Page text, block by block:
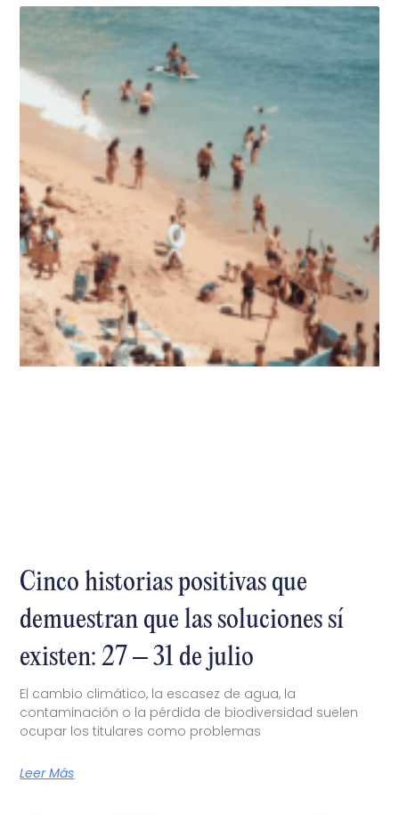
Cinco historias positivas que
demuestran que las soluciones sí
existen: 27 – 31 de julio
El cambio climático, la escasez de agua, la
contaminación o la pérdida de biodiversidad suelen
ocupar los titulares como problemas
Leer Más